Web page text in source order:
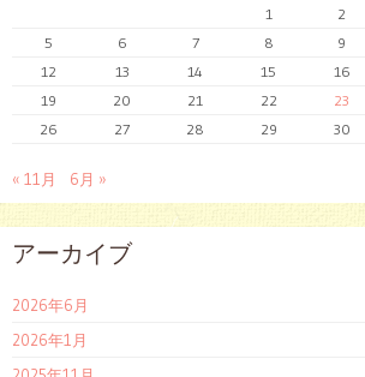
1 2
5
6 7 8 9
12
13 14 15 16
19
20 21 22 23
26
27 28 29 30
« 11月 6月 »
アーカイブ
2026年6月
2026年1月